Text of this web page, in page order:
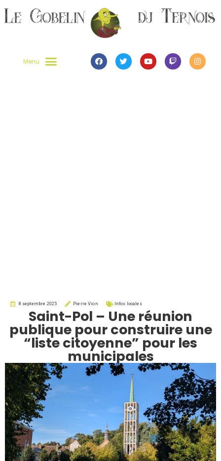
Saint-Pol – Une réunion
publique pour construire une
“liste citoyenne” pour les
municipales
8 septembre 2025 Pierre Vion Infos locales